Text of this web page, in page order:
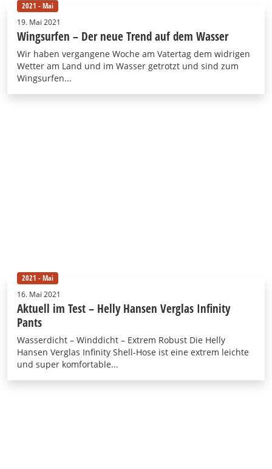
2021 - Mai
19. Mai 2021
Wingsurfen – Der neue Trend auf dem Wasser
Wir haben vergangene Woche am Vatertag dem widrigen
Wetter am Land und im Wasser getrotzt und sind zum
Wingsurfen...
2021 - Mai
16. Mai 2021
Aktuell im Test – Helly Hansen Verglas Infinity
Pants
Wasserdicht – Winddicht – Extrem Robust Die Helly
Hansen Verglas Infinity Shell-Hose ist eine extrem leichte
und super komfortable...